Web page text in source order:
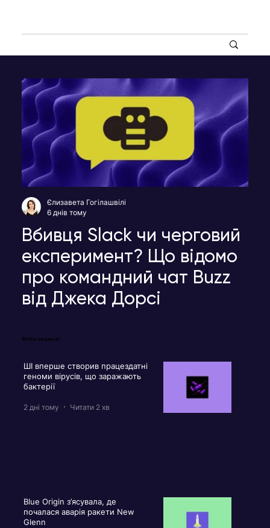
Вбивця Slack чи черговий
експеримент? Що відомо
про командний чат Buzz
від Джека Дорсі
Єлизавета Гогілашвілі
6 днів тому
Вибір редакції
ШІ вперше створив працездатні
геноми вірусів, що заражають
бактерії
2 дні тому Читати 2 хв
Blue Origin з’ясувала, де
почалася аварія ракети New
Glenn